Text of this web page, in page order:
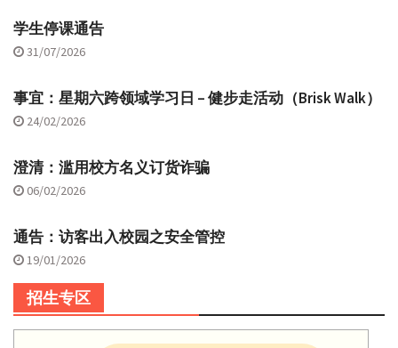
学生停课通告
31/07/2026
事宜：星期六跨领域学习日 – 健步走活动（Brisk Walk）
24/02/2026
澄清：滥用校方名义订货诈骗
06/02/2026
通告：访客出入校园之安全管控
19/01/2026
招生专区